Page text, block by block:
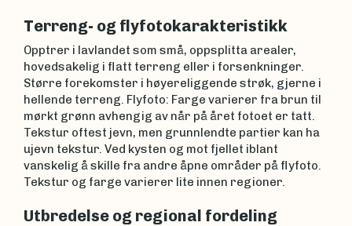
Terreng- og flyfotokarakteristikk
Opptrer i lavlandet som små, oppsplitta arealer,
hovedsakelig i flatt terreng eller i forsenkninger.
Større forekomster i høyereliggende strøk, gjerne i
hellende terreng. Flyfoto: Farge varierer fra brun til
mørkt grønn avhengig av når på året fotoet er tatt.
Tekstur oftest jevn, men grunnlendte partier kan ha
ujevn tekstur. Ved kysten og mot fjellet iblant
vanskelig å skille fra andre åpne områder på flyfoto.
Tekstur og farge varierer lite innen regioner.
Utbredelse og regional fordeling